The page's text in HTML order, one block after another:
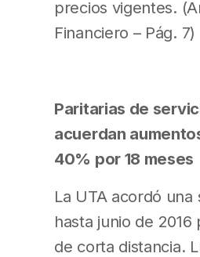
precios vigentes.
Financiero – Pág. 7)
Paritarias de
acuerdan
40% por 18 meses
La UTA acordó
hasta junio de 2016
de corta distancia.